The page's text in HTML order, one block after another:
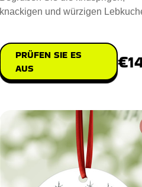
knackigen und würzigen
PRÜFEN SIE ES
AUS